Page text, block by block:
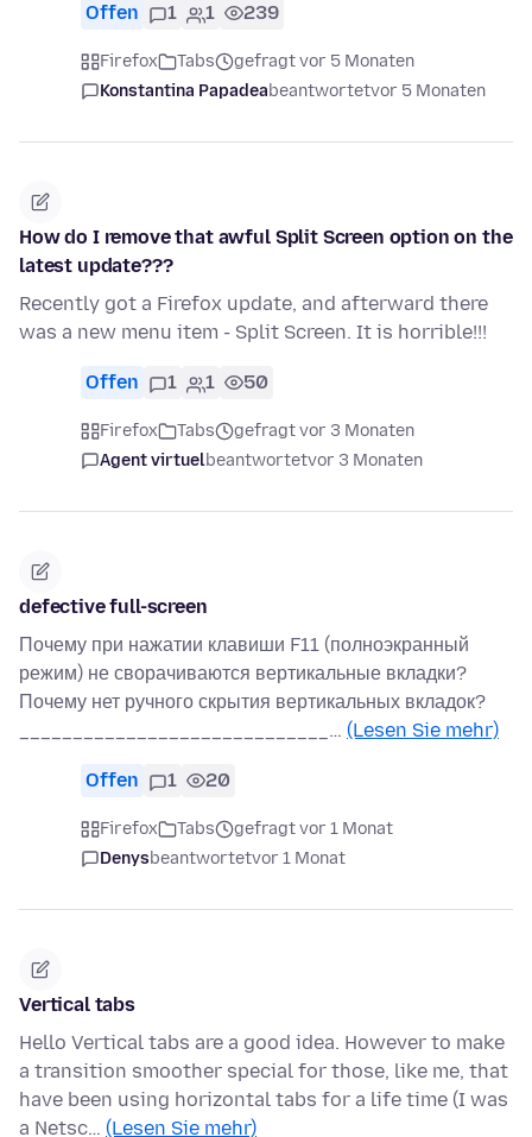
Offen 1 1 239
Firefox Tabs
gefragt vor 5 Monaten
Konstantina Papadeabeantwortetvor 5 Monaten
How do I remove that awful Split Screen option on the
latest update???
Recently got a Firefox update, and afterward there
was a new menu item - Split Screen. It is horrible!!!
Offen 1 1 50
Firefox Tabs
gefragt vor 3 Monaten
Agent virtuelbeantwortetvor 3 Monaten
defective full-screen
Почему при нажатии клавиши F11 (полноэкранный
режим) не сворачиваются вертикальные вкладки?
Почему нет ручного скрытия вертикальных вкладок?
_____________________________… (Lesen Sie mehr)
Offen 1 20
Firefox Tabs
gefragt vor 1 Monat
Denysbeantwortetvor 1 Monat
Vertical tabs
Hello Vertical tabs are a good idea. However to make
a transition smoother special for those, like me, that
have been using horizontal tabs for a life time (I was
a Netsc… (Lesen Sie mehr)